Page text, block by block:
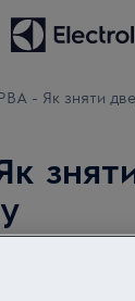
- Як зняти